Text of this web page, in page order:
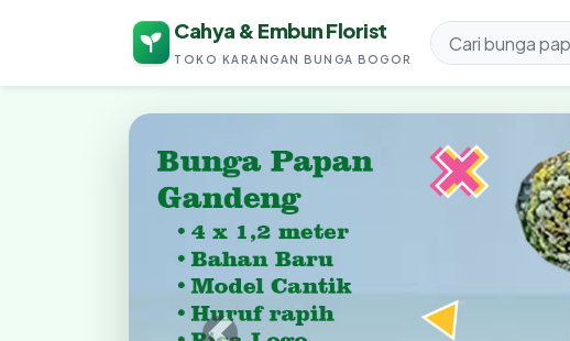
Cahya & Embun Florist
TOKO KARANGAN BUNGA BOGOR
Cahya & Embun